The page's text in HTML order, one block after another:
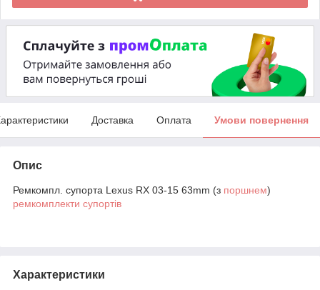
Доставка Оплата Умови повернення
Опис
Ремкомпл. супорта Lexus RX 03-15 63mm (з поршнем)
ремкомплекти супортів
Характеристики